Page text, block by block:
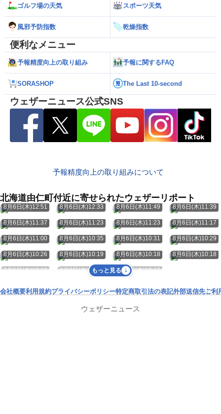
ゴルフ場の天気 スポーツ天気
風邪予防指数 乾燥指数
便利なメニュー
予報精度向上の取り組み 予報に関するFAQ
SORASHOP The Last 10-second
ウェザーニュース公式SNS
予報精度向上の取り組みについて
北海道由仁町付近に寄せられたウェザーリポート
8月6日(木)12:51 8月6日(木)12:33 8月6日(木)11:49 8月6日(木)11:39
8月6日(木)11:37 8月6日(木)11:23 8月6日(木)11:23 8月6日(木)11:17
8月6日(木)11:00 8月6日(木)10:35 8月6日(木)10:31 8月6日(木)10:29
8月6日(木)10:26 8月6日(木)10:19 8月6日(木)10:18 8月6日(木)10:18
8月6日(木)10:18 8月6日(木)10:17 8月6日(木)10:17
もっと見る
会社概要利用規約プライバシーポリシー特定商取引法の表記外部送信先ご利
ウェザーニュース